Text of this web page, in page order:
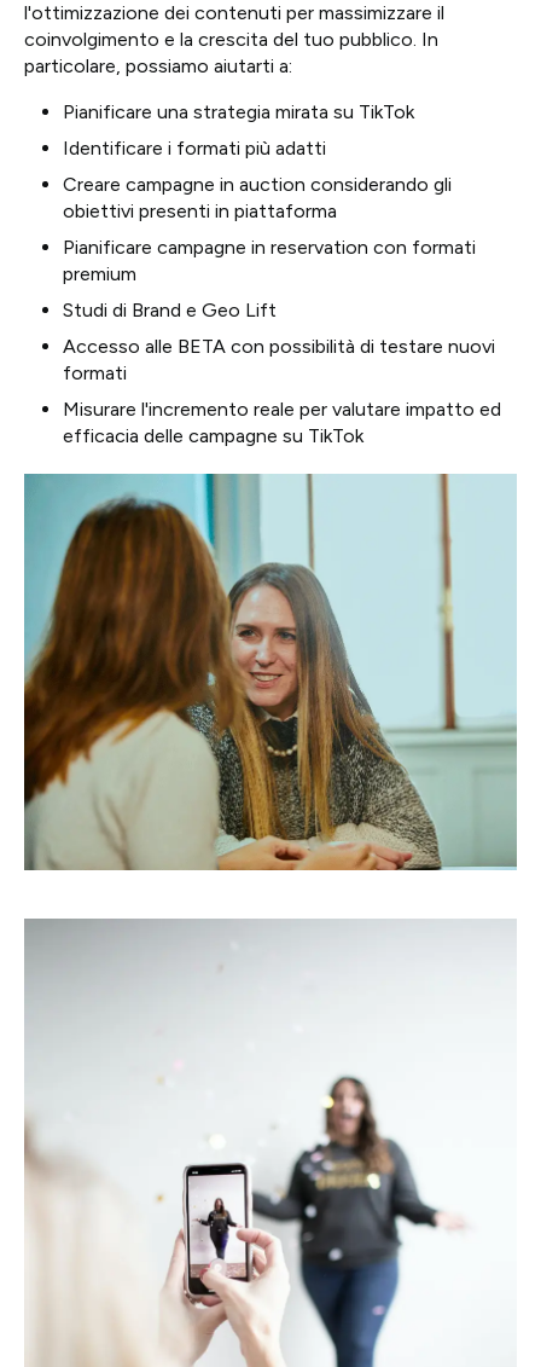
l'ottimizzazione dei contenuti per massimizzare il
coinvolgimento e la crescita del tuo pubblico. In
particolare, possiamo aiutarti a:
Pianificare una strategia mirata su TikTok
Identificare i formati più adatti
Creare campagne in auction considerando gli
obiettivi presenti in piattaforma
Pianificare campagne in reservation con formati
premium
Studi di Brand e Geo Lift
Accesso alle BETA con possibilità di testare nuovi
formati
Misurare l'incremento reale per valutare impatto ed
efficacia delle campagne su TikTok